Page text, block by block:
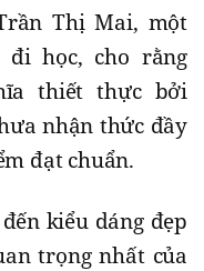
Thị Mai, một
học, cho rằng
thiết thực bởi
nhận thức đầy
đạt chuẩn.
kiểu dáng đẹp
trọng nhất của